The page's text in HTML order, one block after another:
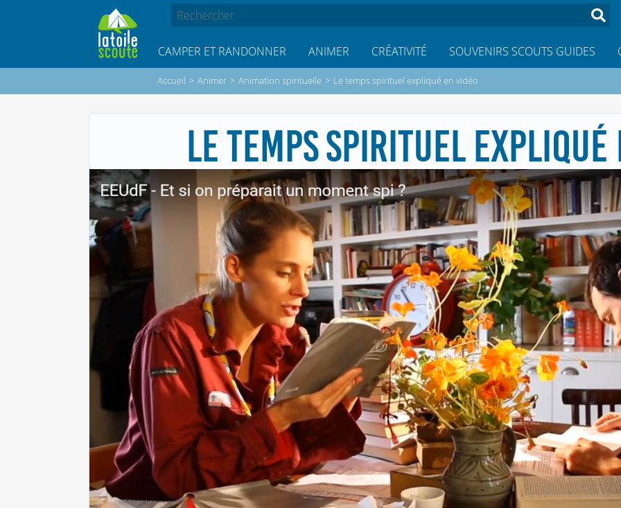
CAMPER ET RANDONNER ANIMER CRÉATIVITÉ SOUVENIRS SCOUTS GUIDES
Accueil > Animer > Animation spirituelle > Le temps spirituel expliqué en vidéo
LE TEMPS SPIRITUEL EXPLIQUÉ